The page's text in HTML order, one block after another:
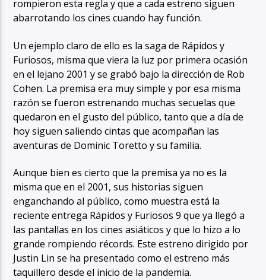
rompieron esta regla y que a cada estreno siguen
abarrotando los cines cuando hay función.
Un ejemplo claro de ello es la saga de Rápidos y
Furiosos, misma que viera la luz por primera ocasión
en el lejano 2001 y se grabó bajo la dirección de Rob
Cohen. La premisa era muy simple y por esa misma
razón se fueron estrenando muchas secuelas que
quedaron en el gusto del público, tanto que a día de
hoy siguen saliendo cintas que acompañan las
aventuras de Dominic Toretto y su familia.
Aunque bien es cierto que la premisa ya no es la
misma que en el 2001, sus historias siguen
enganchando al público, como muestra está la
reciente entrega Rápidos y Furiosos 9 que ya llegó a
las pantallas en los cines asiáticos y que lo hizo a lo
grande rompiendo récords. Este estreno dirigido por
Justin Lin se ha presentado como el estreno más
taquillero desde el inicio de la pandemia.